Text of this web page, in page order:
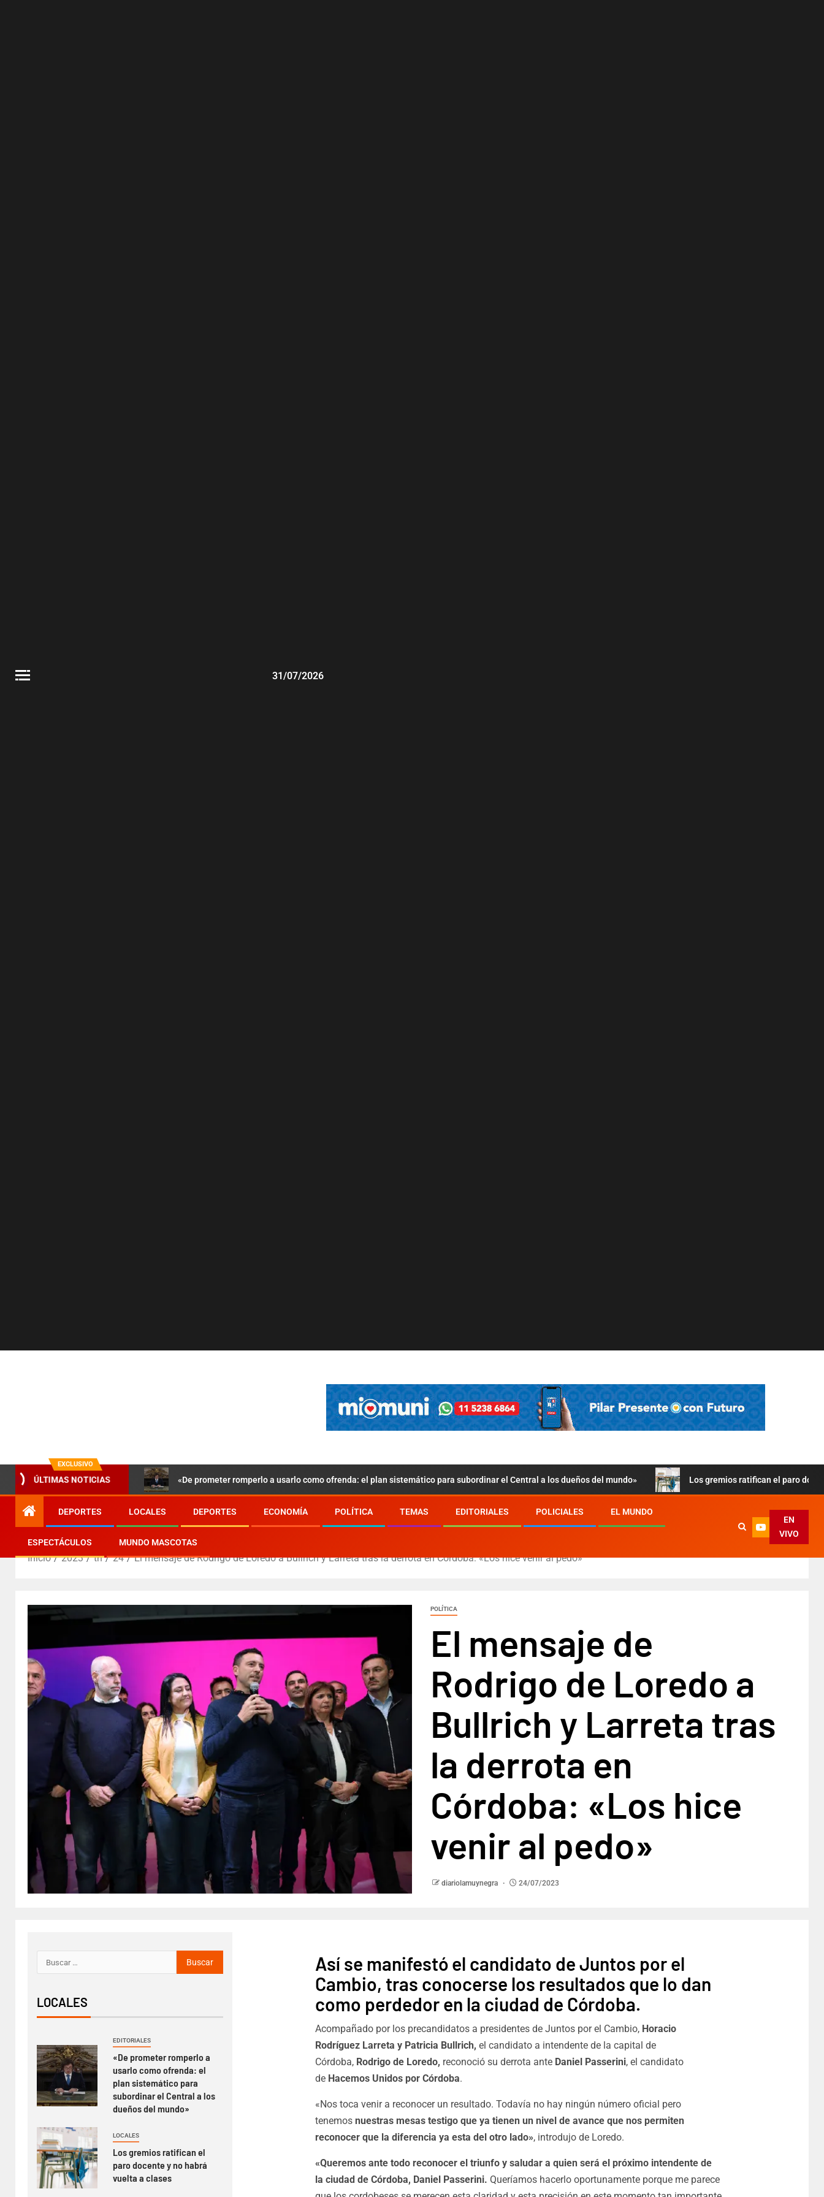
31/07/2026
EXCLUSIVO
ÚLTIMAS NOTICIAS «De prometer romperlo a usarlo como ofrenda: el plan sistemático para subordinar el Central a los dueños del mundo» Los gremios ratifican el paro
DEPORTES LOCALES DEPORTES ECONOMÍA POLÍTICA TEMAS EDITORIALES POLICIALES EL MUNDO
ESPECTÁCULOS MUNDO MASCOTAS
EN
VIVO
Inicio 2023 th 24 El mensaje de Rodrigo de Loredo a Bullrich y Larreta tras la derrota en Córdoba: «Los hice venir al pedo»
POLÍTICA
El mensaje de
Rodrigo de Loredo a
Bullrich y Larreta tras
la derrota en
Córdoba: «Los hice
venir al pedo»
diariolamuynegra 24/07/2023
Así se manifestó el candidato de Juntos por el
Cambio, tras conocerse los resultados que lo dan
como perdedor en la ciudad de Córdoba.
Acompañado por los precandidatos a presidentes de Juntos por el Cambio, Horacio
Rodríguez Larreta y Patricia Bullrich, el candidato a intendente de la capital de
Córdoba, Rodrigo de Loredo, reconoció su derrota ante Daniel Passerini, el candidato
de Hacemos Unidos por Córdoba.
«Nos toca venir a reconocer un resultado. Todavía no hay ningún número oficial pero
tenemos nuestras mesas testigo que ya tienen un nivel de avance que nos permiten
reconocer que la diferencia ya esta del otro lado», introdujo de Loredo.
«Queremos ante todo reconocer el triunfo y saludar a quien será el próximo intendente de
la ciudad de Córdoba, Daniel Passerini. Queríamos hacerlo oportunamente porque me parece
LOCALES
EDITORIALES
«De prometer romperlo a
usarlo como ofrenda: el
plan sistemático para
subordinar el Central a los
dueños del mundo»
LOCALES
Los gremios ratifican el
paro docente y no habrá
vuelta a clases